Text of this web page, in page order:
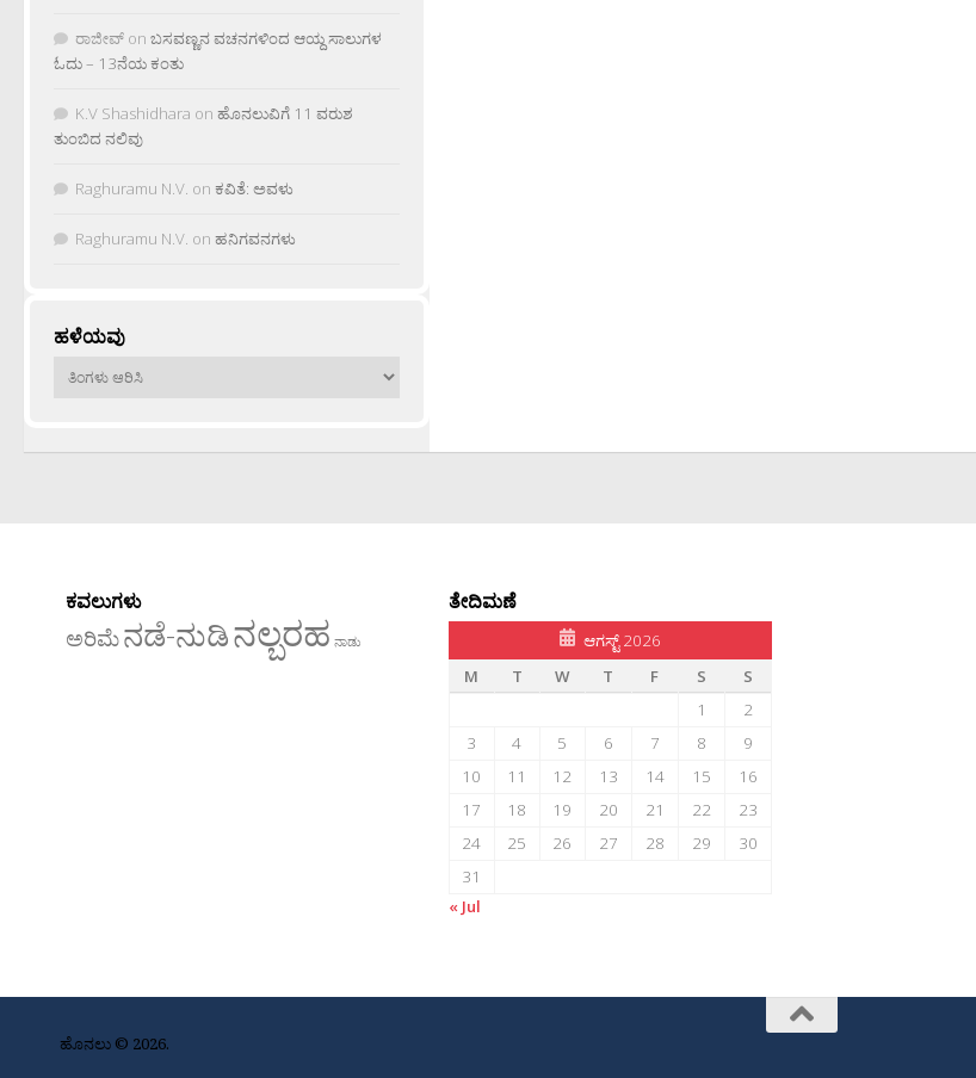
ರಾಜೀವ್ on ಬಸವಣ್ಣನ ವಚನಗಳಿಂದ ಆಯ್ದ ಸಾಲುಗಳ
ಓದು – 13ನೆಯ ಕಂತು
K.V Shashidhara on ಹೊನಲುವಿಗೆ 11 ವರುಶ
ತುಂಬಿದ ನಲಿವು
Raghuramu N.V. on ಕವಿತೆ: ಅವಳು
Raghuramu N.V. on ಹನಿಗವನಗಳು
ಹಳೆಯವು
ಹಳೆಯವು
ಕವಲುಗಳು
ಅರಿಮೆನಡೆ-ನುಡಿನಲ್ಬರಹ ನಾಡು
ತೇದಿಮಣೆ
ಆಗಸ್ಟ್ 2026
M
T W T F S
S
1
2
3
4 5 6 7 8
9
10
11 12 13 14 15
16
17
18 19 20 21 22
23
24
25 26 27 28 29
30
31
« Jul
ಹೊನಲು © 2026.